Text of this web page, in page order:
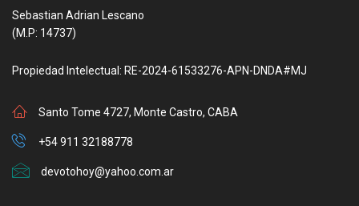
Sebastian Adrian Lescano
(M.P: 14737)
Propiedad Intelectual: RE-2024-61533276-APN-DNDA#MJ
Santo Tome 4727, Monte Castro, CABA
+54 911 32188778
devotohoy@yahoo.com.ar